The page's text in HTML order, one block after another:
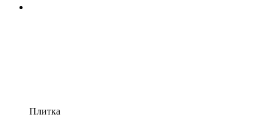
Плитка